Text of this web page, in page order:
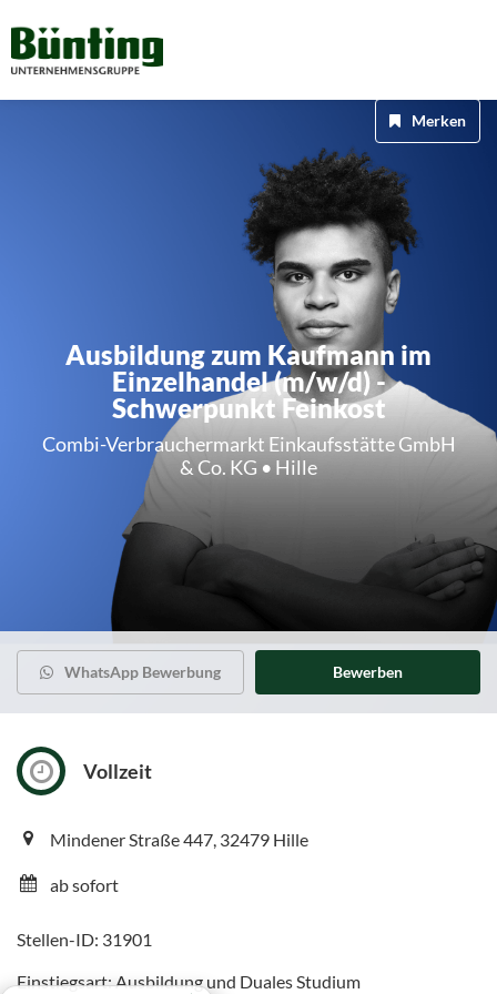
Ausbildung zum Kaufmann im
Einzelhandel (m/w/d) -
Schwerpunkt Feinkost
Combi-Verbrauchermarkt Einkaufsstätte GmbH
& Co. KG • Hille
Merken
WhatsApp Bewerbung Bewerben
Vollzeit
Mindener Straße 447, 32479 Hille
ab sofort
Stellen-ID: 31901
Einstiegsart: Ausbildung und Duales Studium